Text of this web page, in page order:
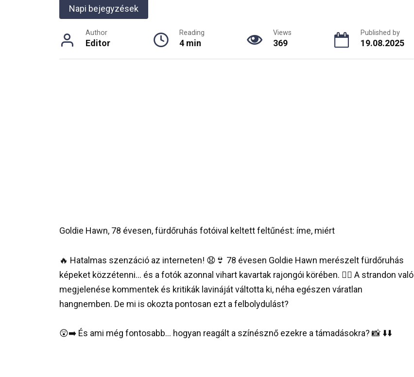
Napi bejegyzések
Author
Editor
Reading
4 min
Views
369
Published by
19.08.2025
Goldie Hawn, 78 évesen, fürdőruhás fotóival keltett feltűnést: íme, miért
🔥 Hatalmas szenzáció az interneten! 😧👙 78 évesen Goldie Hawn merészelt fürdőruhás
képeket közzétenni… és a fotók azonnal vihart kavartak rajongói körében. 😵‍💫 A strandon való
megjelenése kommentek és kritikák lavináját váltotta ki, néha egészen váratlan
hangnemben. De mi is okozta pontosan ezt a felbolydulást?
😲➡️ És ami még fontosabb… hogyan reagált a színésznő ezekre a támadásokra? 📸 ⬇️⬇️